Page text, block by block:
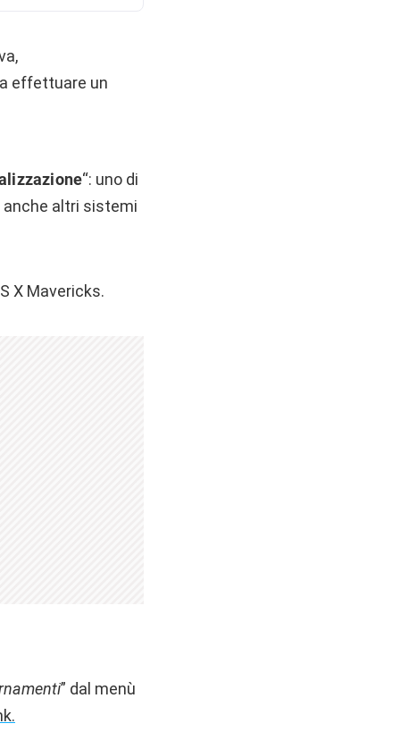
effettuare un
“: uno di
anche altri sistemi
X Mavericks.
” dal menù